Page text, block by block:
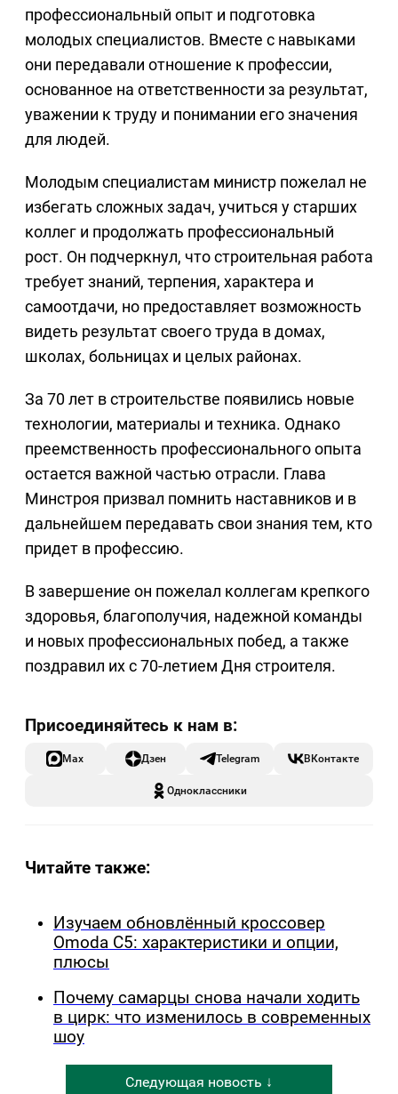
профессиональный опыт и подготовка
молодых специалистов. Вместе с навыками
они передавали отношение к профессии,
основанное на ответственности за результат,
уважении к труду и понимании его значения
для людей.
Молодым специалистам министр пожелал не
избегать сложных задач, учиться у старших
коллег и продолжать профессиональный
рост. Он подчеркнул, что строительная работа
требует знаний, терпения, характера и
самоотдачи, но предоставляет возможность
видеть результат своего труда в домах,
школах, больницах и целых районах.
За 70 лет в строительстве появились новые
технологии, материалы и техника. Однако
преемственность профессионального опыта
остается важной частью отрасли. Глава
Минстроя призвал помнить наставников и в
дальнейшем передавать свои знания тем, кто
придет в профессию.
В завершение он пожелал коллегам крепкого
здоровья, благополучия, надежной команды
и новых профессиональных побед, а также
поздравил их с 70-летием Дня строителя.
Max Дзен Telegram ВКонтакте
Одноклассники
Читайте также:
Изучаем обновлённый кроссовер
Omoda C5: характеристики и опции,
плюсы
Почему самарцы снова начали ходить
в цирк: что изменилось в современных
шоу
Следующая новость ↓